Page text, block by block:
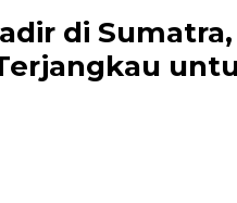
di